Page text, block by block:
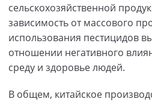
сельскохозяйственной
зависимость от массового
использования пестицидов
отношении негативного
среду и здоровье людей.
В общем, китайское